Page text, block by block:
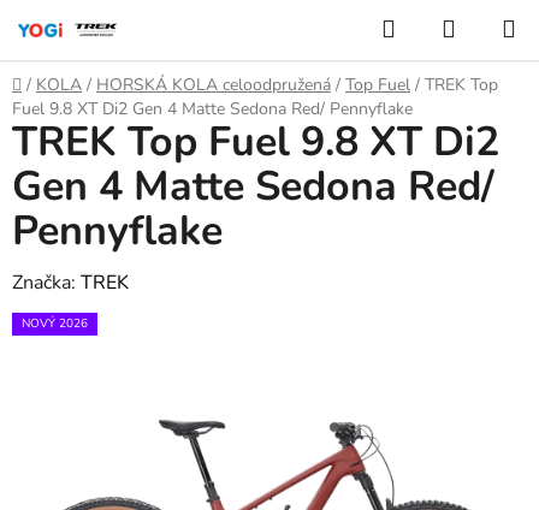
obsah
Hledat
KOŠÍK
Domů
/ KOLA / HORSKÁ KOLA celoodpružená / Top Fuel / TREK Top
Fuel 9.8 XT Di2 Gen 4 Matte Sedona Red/ Pennyflake
TREK Top Fuel 9.8 XT Di2
Gen 4 Matte Sedona Red/
Pennyflake
Značka: TREK
NOVÝ 2026